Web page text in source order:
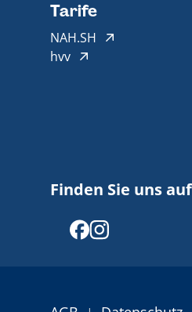
Tarife
NAH.SH
hvv
Finden Sie uns